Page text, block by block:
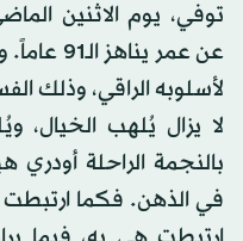
توفي، يوم الاثنين
عن عمر
لأسلوبه الراقي، وذلك
لا يزال يُلهب الخيال،
بالنجمة الراحلة
في الذهن. فكما